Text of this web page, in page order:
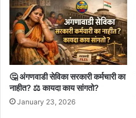
🤔 अंगणवाडी सेविका सरकारी कर्मचारी का
नाहीत? ⚖️ कायदा काय सांगतो?
January 23, 2026